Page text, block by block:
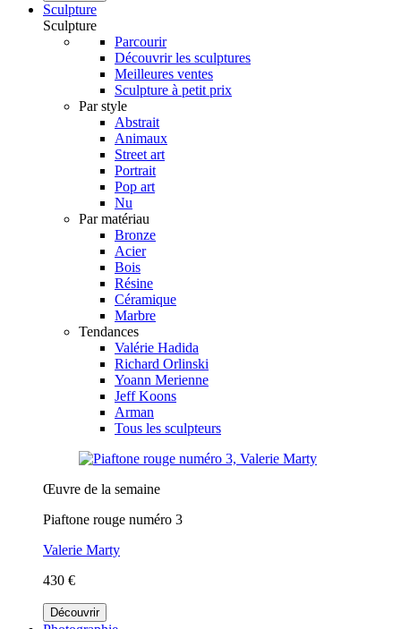
Sculpture
Sculpture
Parcourir
Découvrir les sculptures
Meilleures ventes
Sculpture à petit prix
Par style
Abstrait
Animaux
Street art
Portrait
Pop art
Nu
Par matériau
Bronze
Acier
Bois
Résine
Céramique
Marbre
Tendances
Valérie Hadida
Richard Orlinski
Yoann Merienne
Jeff Koons
Arman
Tous les sculpteurs
Œuvre de la semaine
Piaftone rouge numéro 3
Valerie Marty
430 €
Découvrir